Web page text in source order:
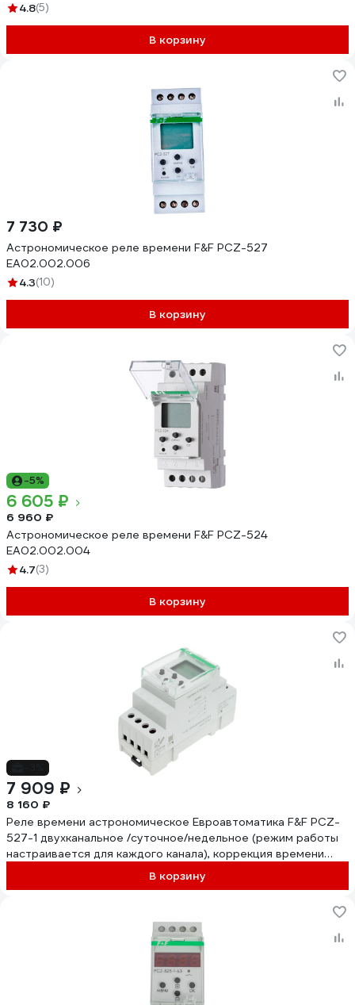
4.8(5)
В корзину
7 730 ₽
Астрономическое реле времени F&F PCZ-527
EA02.002.006
4.3(10)
В корзину
-5%
6 605 ₽
6 960 ₽
Астрономическое реле времени F&F PCZ-524
EA02.002.004
4.7(3)
В корзину
7 909 ₽
8 160 ₽
Реле времени астрономическое Евроавтоматика F&F PCZ-
527-1 двухканальное /суточное/недельное (режим работы
настраивается для каждого канала), коррекция времени
В корзину